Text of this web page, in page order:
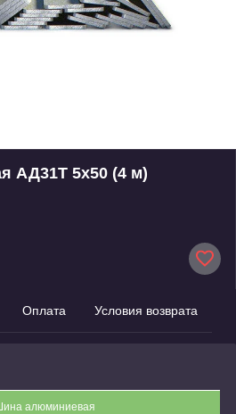
АД31Т 5х50 (4 м)
Оплата Условия возврата
алюминиевая